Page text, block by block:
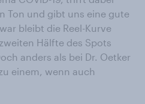
Ton und gibt uns eine gute
bleibt die Reel-Kurve
Hälfte des Spots
anders als bei Dr. Oetker
einem, wenn auch